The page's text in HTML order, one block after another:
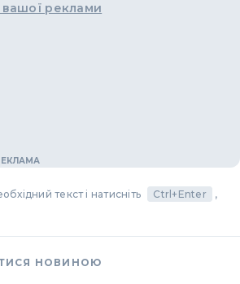
реклами
текст і натисніть Ctrl+Enter
,
НОВИНОЮ